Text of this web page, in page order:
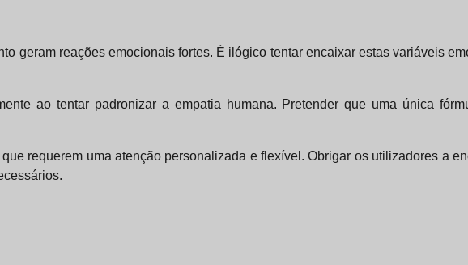
geram reações emocionais fortes. É ilógico tentar encaixar estas variáveis
ao tentar padronizar a empatia humana. Pretender que uma única
requerem uma atenção personalizada e flexível. Obrigar os utilizadores a